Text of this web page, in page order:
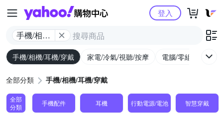
Yahoo購物中心
手機/相機/
耳機/穿戴
登入
手機/相機/耳機/穿戴 家電/冷氣/視聽/按摩 電腦/零組件/週邊/
全部分類 手機/相機/耳機/穿戴
全部
分類
手機配件 耳機 行動電源/電池 智慧穿戴